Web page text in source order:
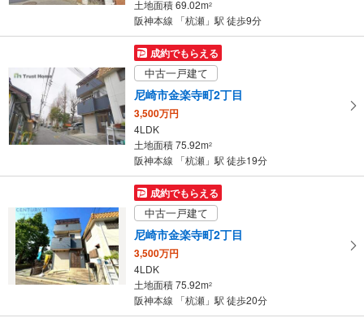
土地面積 69.02m2
阪神本線 「杭瀬」駅 徒歩9分
成約でもらえる
中古一戸建て
尼崎市金楽寺町2丁目
3,500万円
4LDK
土地面積 75.92m2
阪神本線 「杭瀬」駅 徒歩19分
成約でもらえる
中古一戸建て
尼崎市金楽寺町2丁目
3,500万円
4LDK
土地面積 75.92m2
阪神本線 「杭瀬」駅 徒歩20分